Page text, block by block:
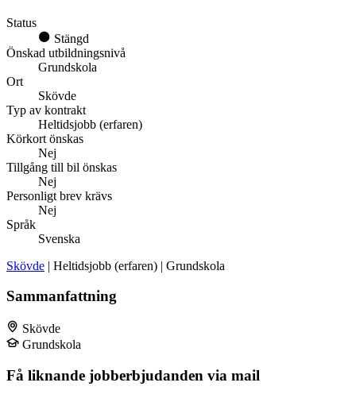
Status
Stängd
Önskad utbildningsnivå
Grundskola
Ort
Skövde
Typ av kontrakt
Heltidsjobb (erfaren)
Körkort önskas
Nej
Tillgång till bil önskas
Nej
Personligt brev krävs
Nej
Språk
Svenska
Skövde | Heltidsjobb (erfaren) | Grundskola
Sammanfattning
Skövde
Grundskola
Få liknande jobberbjudanden via mail